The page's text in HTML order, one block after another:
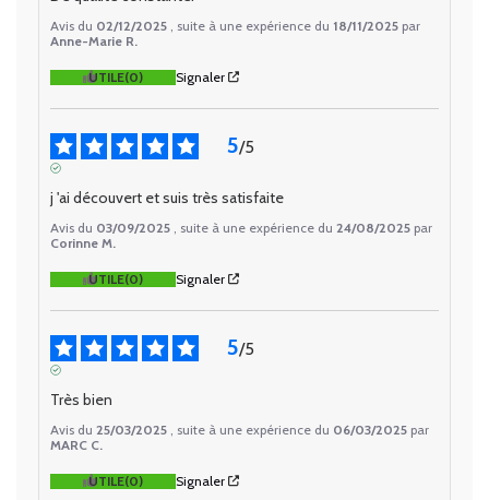
Avis du 02/12/2025 , suite à une expérience du 18/11/2025 par
Anne-Marie R.
UTILE(0) Signaler
5/5
j 'ai découvert et suis très satisfaite
Avis du 03/09/2025 , suite à une expérience du 24/08/2025 par
Corinne M.
UTILE(0) Signaler
5/5
Très bien
Avis du 25/03/2025 , suite à une expérience du 06/03/2025 par
MARC C.
UTILE(0) Signaler